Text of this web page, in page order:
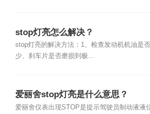
stop灯亮怎么解决？
stop灯亮的解决方法：1、检查发动机机油是
少、刹车片是否磨损到极...
爱丽舍stop灯亮是什么意思？
爱丽舍仪表出现STOP是提示驾驶员制动液液